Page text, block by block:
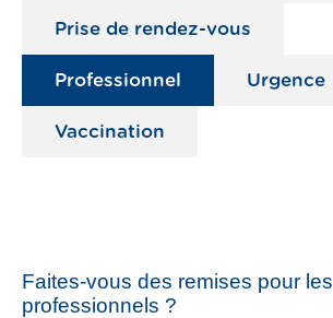
Prise de rendez-vous
Professionnel Urgence
Vaccination
Faites-vous des remises pour les
professionnels ?